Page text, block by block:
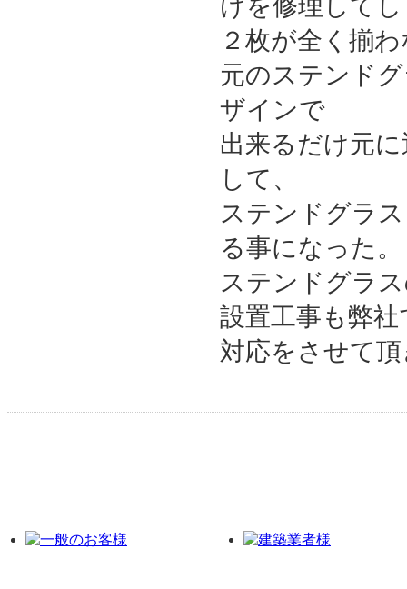
けを修理して
２枚が全く揃
元のステンド
ザインで
出来るだけ元
して、
ステンドグラ
る事になった。
ステンドグラ
設置工事も弊社
対応をさせて